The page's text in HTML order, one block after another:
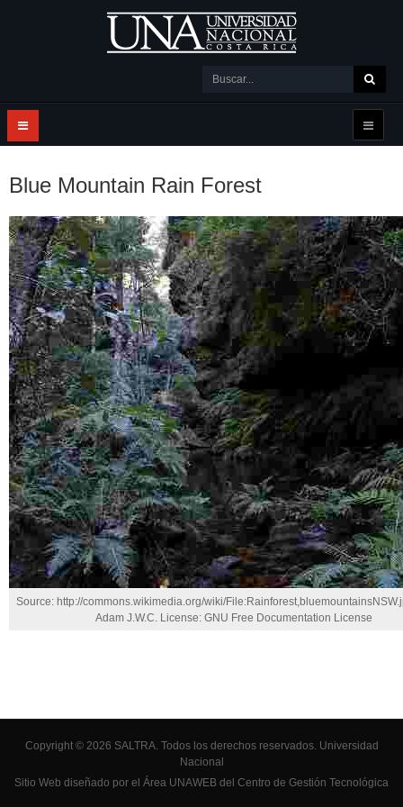
Blue Mountain Rain Forest
Source: http://commons.wikimedia.org/wiki/
Adam J.W.C. License: GNU Free Documentation License
Copyright © 2026 SALTRA. Todos los derechos reservados. Universidad
Nacional
Sitio Web diseñado por el Área UNAWEB del Centro de Gestión Tecnológica